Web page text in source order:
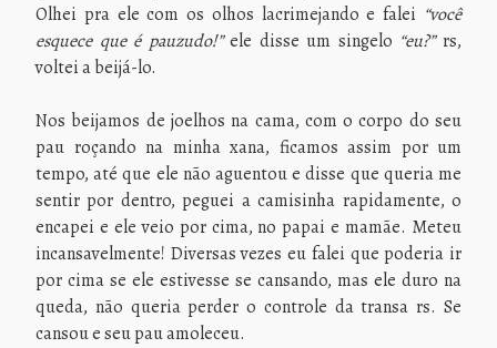
Olhei pra ele com os olhos lacrimejando e falei “você
esquece que é pauzudo!”ele disse um singelo “eu?”rs,
voltei a beijá-lo.
Nos beijamos de joelhos na cama, com o corpo do seu
pau roçando na minha xana, ficamos assim por um
tempo, até que ele não aguentou e disse que queria me
sentir por dentro, peguei a camisinha rapidamente, o
encapei e ele veio por cima, no papai e mamãe. Meteu
incansavelmente! Diversas vezes eu falei que poderia ir
por cima se ele estivesse se cansando, mas ele duro na
queda, não queria perder o controle da transa rs. Se
cansou e seu pau amoleceu.